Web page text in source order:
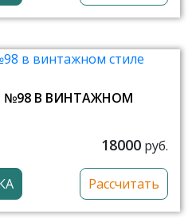
В ВИНТАЖНОМ
18000 руб.
Рассчитать